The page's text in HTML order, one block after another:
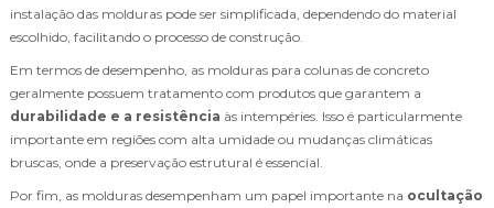
instalação das molduras pode ser simplificada, dependendo do material
escolhido, facilitando o processo de construção.
Em termos de desempenho, as molduras para colunas de concreto
geralmente possuem tratamento com produtos que garantem a
durabilidade e a resistência às intempéries. Isso é particularmente
importante em regiões com alta umidade ou mudanças climáticas
bruscas, onde a preservação estrutural é essencial.
Por fim, as molduras desempenham um papel importante na ocultação